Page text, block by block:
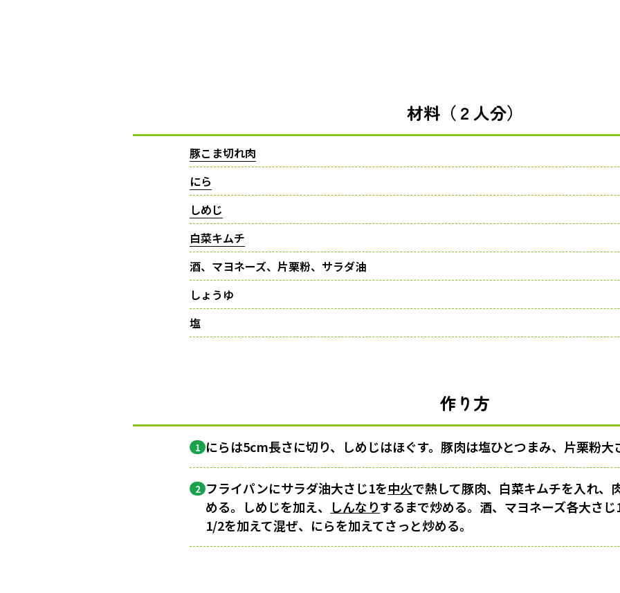
材料（２人分）
豚こま切れ肉
にら
しめじ
白菜キムチ
酒、マヨネーズ、片栗粉、サラダ油
しょうゆ
塩
作り方
1 にらは5cm長さに切り、しめじはほぐす。豚肉は塩ひとつまみ、片栗粉大
2 フライパンにサラダ油大さじ1を中火で熱して豚肉、白菜キムチを入れ、
める。しめじを加え、
しんなりするまで炒める。酒、マヨネーズ各大さ
1/2を加えて混ぜ、にらを加えてさっと炒める。